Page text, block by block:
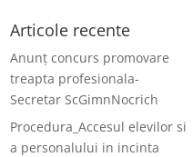
Articole recente
Anunț concurs promovare
treapta profesionala-
Secretar ScGimnNocrich
Procedura_Accesul elevilor si
a personalului in incinta